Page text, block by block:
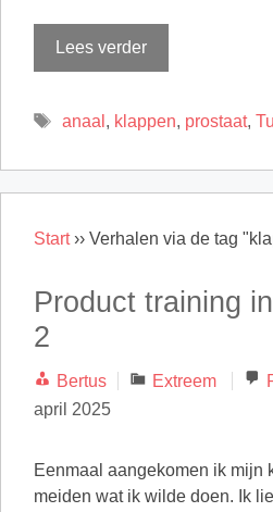
Lees verder
Tags
anaal , klappen, prostaat,
Start›› Verhalen via de tag
Product training
2
Bertus Categorieën
Extreem
april 2025
Eenmaal aangekomen ik mijn
meiden wat ik wilde doen. Ik